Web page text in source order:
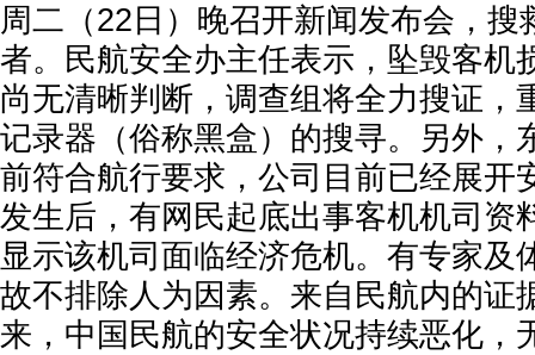
周二（22日）晚召开新闻发布会，搜
者。民航安全办主任表示，坠毁客机
尚无清晰判断，调查组将全力搜证，
记录器（俗称黑盒）的搜寻。另外，
前符合航行要求，公司目前已经展开
发生后，有网民起底出事客机机司资
显示该机司面临经济危机。有专家及
故不排除人为因素。来自民航内的证
来，中国民航的安全状况持续恶化，